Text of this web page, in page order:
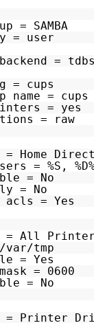
= SAMBA
= user
=
= cups
name = cups
= yes
= raw
= Home
= %S,
= No
= No
= Yes
= All
tmp
= Yes
= 0600
= No
= Printer